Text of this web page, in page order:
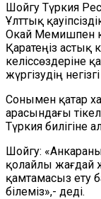
Шойгу Түркия
Ұлттық
Окай Мемишпен
Қаратеңіз астық
келіссөздеріне
жүргізудің
Сонымен қатар
арасындағы
Түркия билігіне
Шойгу:
қолайлы жағдай
қамтамасыз ету
білеміз»,- деді.